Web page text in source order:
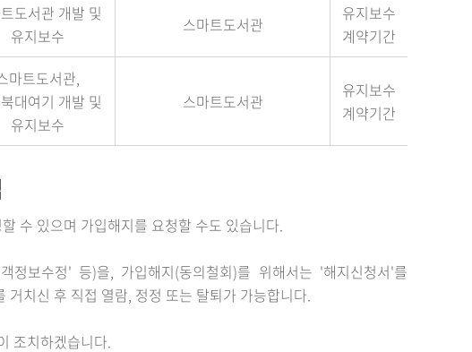
도서관 개발 및
유지보수
스마트도서관
유지보수
계약기간
마트도서관,
대여기 개발 및
유지보수
스마트도서관
유지보수
계약기간
수 있으며 가입해지를 요청할 수도 있습니다.
보수정' 등)을, 가입해지(동의철회)를 위해서는 '해지신청서'를
치신 후 직접 열람, 정정 또는 탈퇴가 가능합니다.
조치하겠습니다.